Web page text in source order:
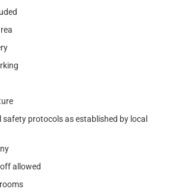
protocols as established by local
allowed